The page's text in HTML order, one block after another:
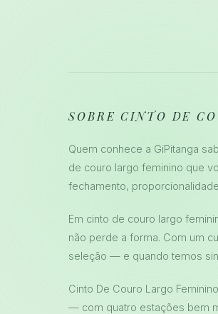
SOBRE CINTO DE
Quem conhece a GiPitanga
de couro largo feminino que
fechamento,
Em cinto de couro largo
não perde a forma. Com um
seleção — e quando temos
Cinto De Couro Largo
— com quatro estações bem